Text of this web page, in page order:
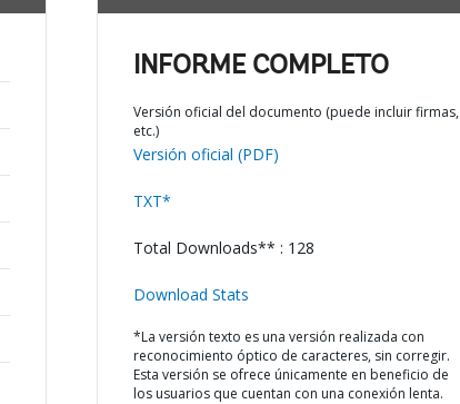
INFORME COMPLETO
Versión oficial del documento (puede incluir firmas,
etc.)
Versión oficial (PDF)
TXT*
Total Downloads** : 128
Download Stats
*La versión texto es una versión realizada con
reconocimiento óptico de caracteres, sin corregir.
Esta versión se ofrece únicamente en beneficio de
los usuarios que cuentan con una conexión lenta.